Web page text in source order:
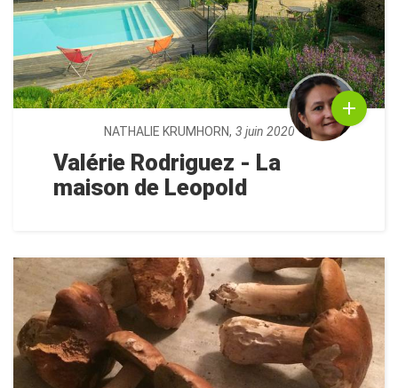
NATHALIE KRUMHORN, 3 juin 2020
Valérie Rodriguez - La
maison de Leopold